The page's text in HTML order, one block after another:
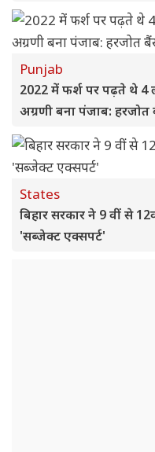
Punjab
2022 में फर्श पर पढ़ते थे 4
अग्रणी बना पंजाब: हरजोत
States
बिहार सरकार ने 9 वीं से
'सब्जेक्ट एक्सपर्ट'